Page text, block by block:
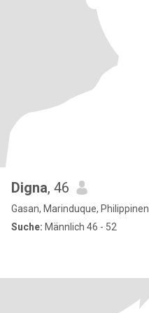
Digna, 46
Gasan, Marinduque, Philippinen
Suche: Männlich 46 - 52